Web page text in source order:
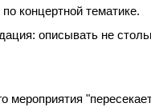
концертной тематике.
описывать не
мероприятия